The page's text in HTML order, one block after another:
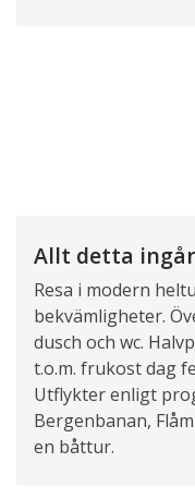
Allt detta
Resa i modern
bekvämligheter.
dusch och wc.
t.o.m. frukost dag
Utflykter enligt
Bergenbanan,
en båttur.